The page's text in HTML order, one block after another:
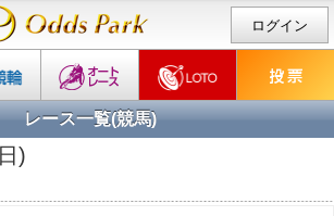
ログイン
レース一覧(競馬)
)